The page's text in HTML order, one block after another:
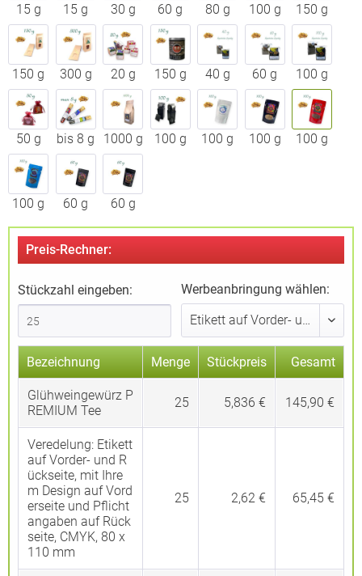
15 g 15 g 30 g 60 g 80 g 100 g 150 g
150 g 300 g 20 g 150 g 40 g 60 g 100 g
50 g bis 8 g 1000 g 100 g 100 g 100 g 100 g
100 g 60 g 60 g
Preis-Rechner:
Stückzahl eingeben: Werbeanbringung wählen:
Bezeichnung Menge Stückpreis Gesamt
Glühweingewürz P
REMIUM Tee
25 5,836 € 145,90 €
Veredelung: Etikett
auf Vorder- und R
ückseite, mit Ihre
m Design auf Vord
erseite und Pflicht
angaben auf Rück
seite, CMYK, 80 x
110 mm
25 2,62 € 65,45 €